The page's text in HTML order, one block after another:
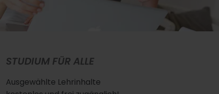
STUDIUM FÜR ALLE
Ausgewählte Lehrinhalte